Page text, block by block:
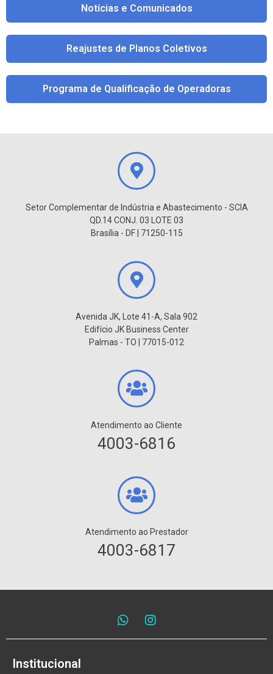
Notícias e Comunicados
Reajustes de Planos Coletivos
Programa de Qualificação de Operadoras
Setor Complementar de Indústria e Abastecimento - SCIA
QD.14 CONJ. 03 LOTE 03
Brasília - DF | 71250-115
Avenida JK, Lote 41-A, Sala 902
Edifício JK Business Center
Palmas - TO | 77015-012
Atendimento ao Cliente
4003-6816
Atendimento ao Prestador
4003-6817
Institucional